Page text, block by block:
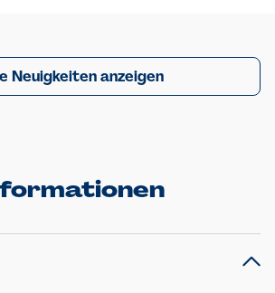
Neuigkeiten anzeigen